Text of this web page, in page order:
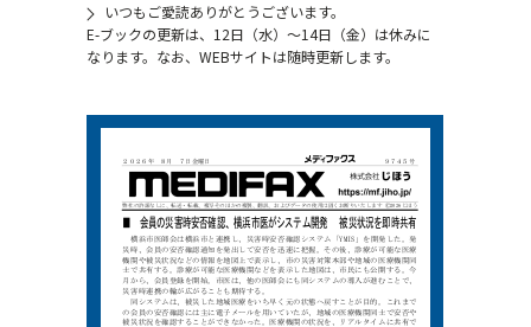
いつもご愛読ありがとうございます。
E-ブックの更新は、12日（水）～14日（金）は休みに
なります。なお、WEBサイトは随時更新します。